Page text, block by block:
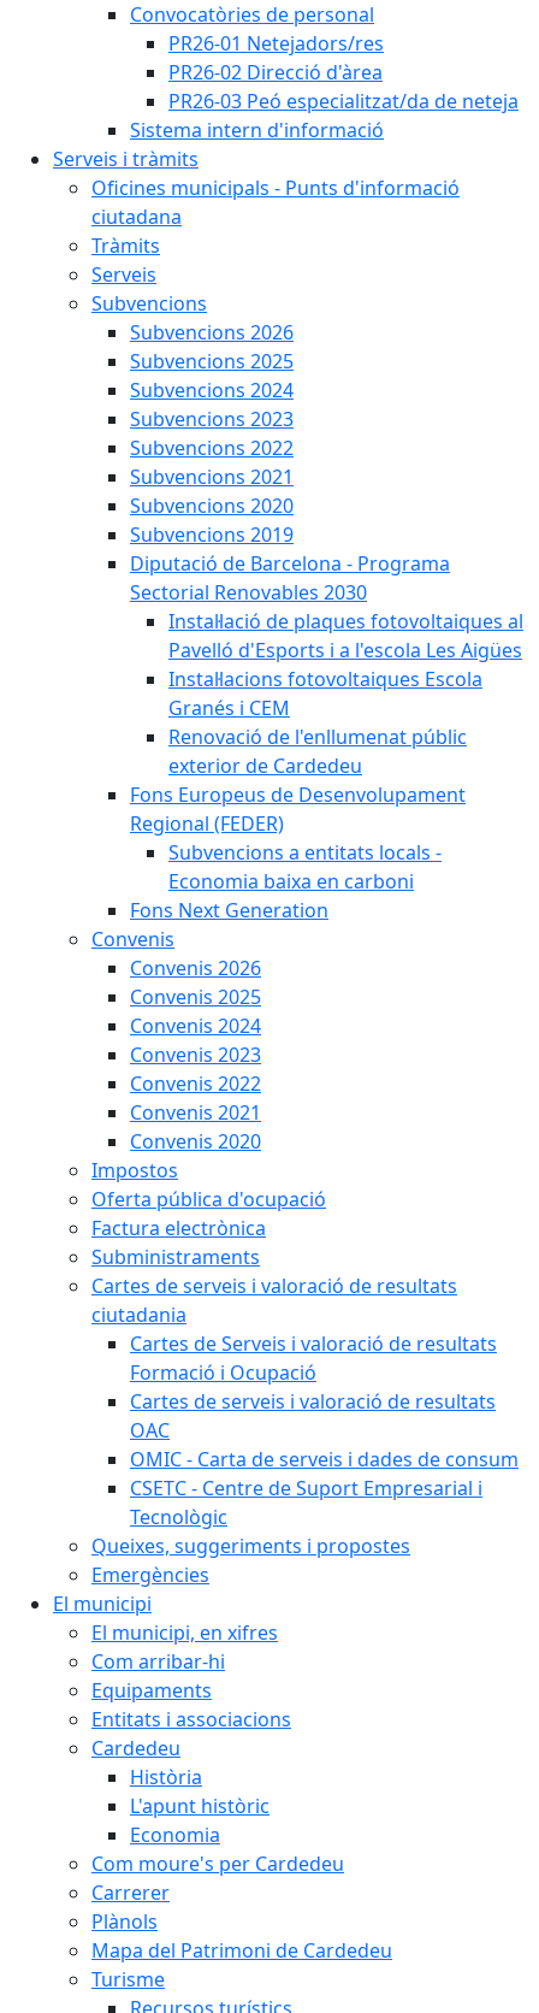
Convocatòries de personal
PR26-01 Netejadors/res
PR26-02 Direcció d'àrea
PR26-03 Peó especialitzat/da de neteja
Sistema intern d'informació
Serveis i tràmits
Oficines municipals - Punts d'informació
ciutadana
Tràmits
Serveis
Subvencions
Subvencions 2026
Subvencions 2025
Subvencions 2024
Subvencions 2023
Subvencions 2022
Subvencions 2021
Subvencions 2020
Subvencions 2019
Diputació de Barcelona - Programa
Sectorial Renovables 2030
Instal·lació de plaques fotovoltaiques al
Pavelló d'Esports i a l'escola Les Aigües
Instal·lacions fotovoltaiques Escola
Granés i CEM
Renovació de l'enllumenat públic
exterior de Cardedeu
Fons Europeus de Desenvolupament
Regional (FEDER)
Subvencions a entitats locals -
Economia baixa en carboni
Fons Next Generation
Convenis
Convenis 2026
Convenis 2025
Convenis 2024
Convenis 2023
Convenis 2022
Convenis 2021
Convenis 2020
Impostos
Oferta pública d'ocupació
Factura electrònica
Subministraments
Cartes de serveis i valoració de resultats
ciutadania
Cartes de Serveis i valoració de resultats
Formació i Ocupació
Cartes de serveis i valoració de resultats
OAC
OMIC - Carta de serveis i dades de consum
CSETC - Centre de Suport Empresarial i
Tecnològic
Queixes, suggeriments i propostes
Emergències
El municipi
El municipi, en xifres
Com arribar-hi
Equipaments
Entitats i associacions
Cardedeu
Història
L'apunt històric
Economia
Com moure's per Cardedeu
Carrerer
Plànols
Mapa del Patrimoni de Cardedeu
Turisme